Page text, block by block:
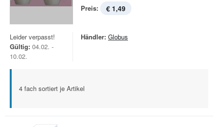
Preis: € 1,49
Leider verpasst!
Gültig: 04.02. -
10.02.
Händler: Globus
4 fach sortiert je Artikel